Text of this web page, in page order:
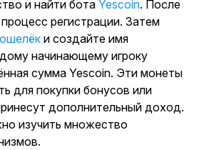
и найти ботаYescoin. После
регистрации. Затем
и создайте имя
начинающему игроку
сумма Yescoin. Эти монеты
для покупки бонусов или
дополнительный доход.
изучить множество